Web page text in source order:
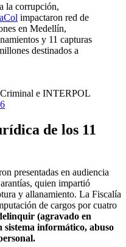
la corrupción,
impactaron red de
en Medellín,
y 11 capturas
destinados a
e INTERPOL
de los 11
presentadas en audiencia
quien impartió
y allanamiento. La Fiscalía
de cargos por cuatro
(agravado en
sistema informático, abuso